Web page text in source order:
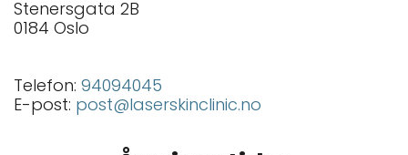
Stenersgata 2B
0184 Oslo
Telefon: 94094045
E-post: post@laserskinclinic.no